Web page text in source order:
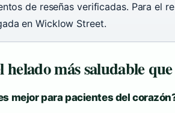
de reseñas verificadas. Para el
en Wicklow Street.
helado más saludable
mejor para pacientes del